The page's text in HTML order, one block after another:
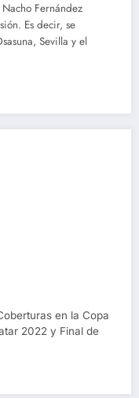
Fernández
Es decir, se
Sevilla y el
en la Copa
2022 y Final de